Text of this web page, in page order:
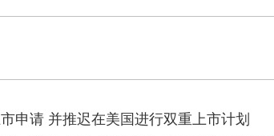
申请 并推迟在美国进行双重上市计划